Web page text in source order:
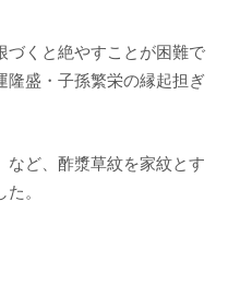
づくと絶やすことが困難で
隆盛・子孫繁栄の縁起担ぎ
など、酢漿草紋を家紋とす
。